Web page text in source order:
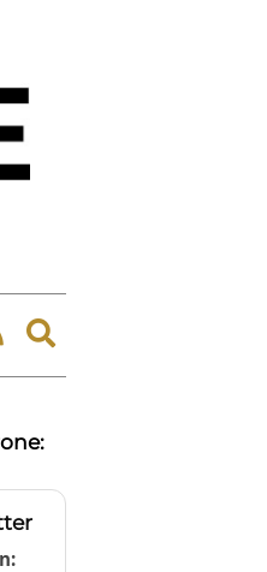
Expand
search